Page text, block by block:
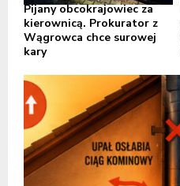
Pijany obcokrajowiec za
kierownicą. Prokurator z
Wągrowca chce surowej
kary